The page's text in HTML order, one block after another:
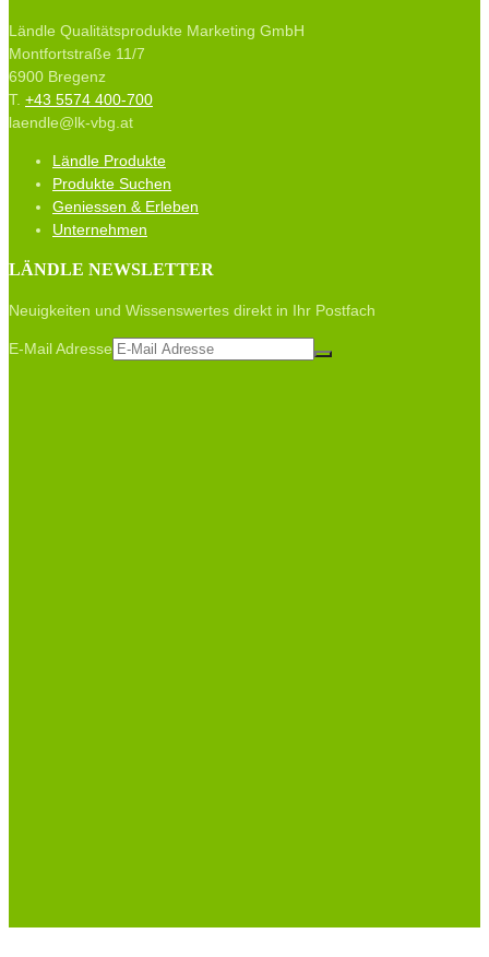
Ländle Qualitätsprodukte Marketing GmbH
Montfortstraße 11/7
6900 Bregenz
T. +43 5574 400-700
laendle@lk-vbg.at
Ländle Produkte
Produkte Suchen
Geniessen & Erleben
Unternehmen
LÄNDLE NEWSLETTER
Neuigkeiten und Wissenswertes direkt in Ihr Postfach
E-Mail Adresse